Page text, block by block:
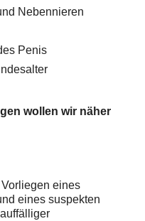
Nebennieren
Penis
wollen wir näher
eines
eines suspekten